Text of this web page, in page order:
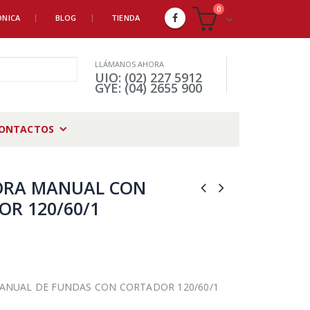
BLOG TIENDA
0
LLÁMANOS AHORA
UIO: (02) 227 5912
GYE: (04) 2655 900
MANUAL CON
120/60/1
DE FUNDAS CON CORTADOR 120/60/1